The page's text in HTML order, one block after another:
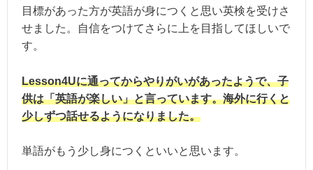
目標があった方が英語が身につくと思い英検を受けさ
せました。自信をつけてさらに上を目指してほしいで
す。
Lesson4Uに通ってからやりがいがあったようで、子
供は「英語が楽しい」と言っています。海外に行くと
少しずつ話せるようになりました。
単語がもう少し身につくといいと思います。